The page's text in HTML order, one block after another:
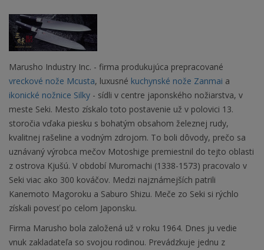
Marusho Industry Inc. - firma produkujúca prepracované
vreckové nože Mcusta, luxusné kuchynské nože Zanmai a
ikonické nožnice Silky - sídli v centre japonského nožiarstva, v
meste Seki. Mesto získalo toto postavenie už v polovici 13.
storočia vďaka piesku s bohatým obsahom železnej rudy,
kvalitnej rašeline a vodným zdrojom. To boli dôvody, prečo sa
uznávaný výrobca mečov Motoshige premiestnil do tejto oblasti
z ostrova Kjušú. V období Muromachi (1338-1573) pracovalo v
Seki viac ako 300 kováčov. Medzi najznámejších patrili
Kanemoto Magoroku a Saburo Shizu. Meče zo Seki si rýchlo
získali povesť po celom Japonsku.
Firma Marusho bola založená už v roku 1964. Dnes ju vedie
vnuk zakladateľa so svojou rodinou. Prevádzkuje jednu z